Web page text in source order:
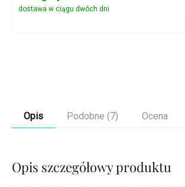
Opis Podobne (7) Ocena
Opis szczegółowy produktu